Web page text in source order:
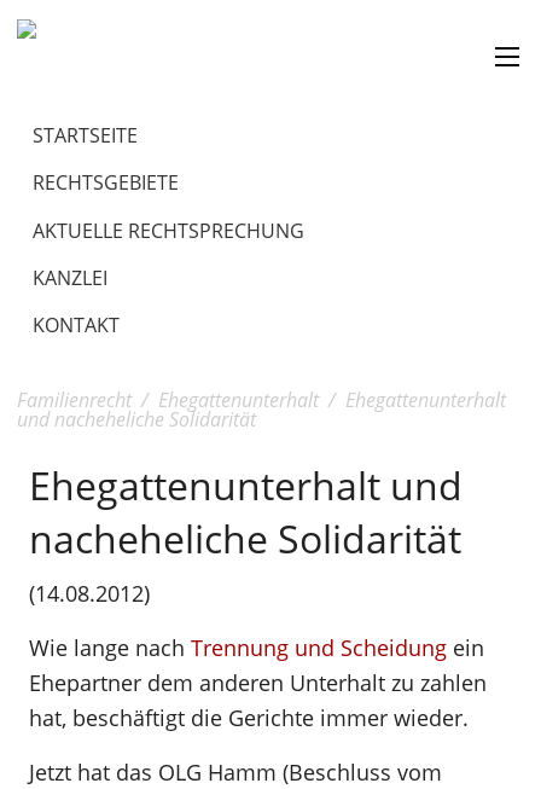
STARTSEITE
RECHTSGEBIETE
AKTUELLE RECHTSPRECHUNG
KANZLEI
KONTAKT
Familienrecht / Ehegattenunterhalt / Ehegattenunterhalt
und nacheheliche Solidarität
Ehegattenunterhalt und
nacheheliche Solidarität
(14.08.2012)
Wie lange nachTrennung und Scheidung ein
Ehepartner dem anderen Unterhalt zu zahlen
hat, beschäftigt die Gerichte immer wieder.
Jetzt hat das OLG Hamm (Beschluss vom